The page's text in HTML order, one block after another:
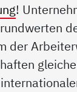
!
der